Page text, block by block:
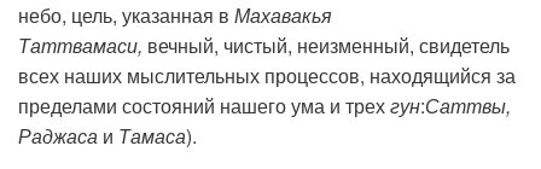
небо, цель, указанная в Махавакья
Таттвамаси, вечный, чистый, неизменный, свидетель
всех наших мыслительных процессов, находящийся за
пределами состояний нашего ума и трехгун:Саттвы,
Раджаса и Тамаса).